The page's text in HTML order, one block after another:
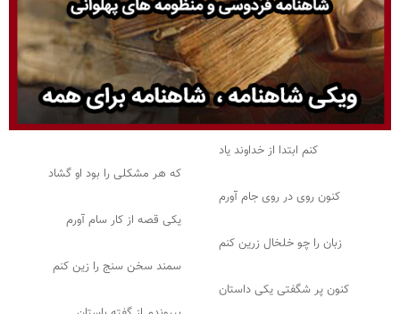
کنم ابتدا از خداوند یاد
که هر مشکلی را بود او گشاد
کنون روی در روی جام آورم
یکی قصه از کار سام آورم
زبان را چو خلخال زرین کنم
سمند سخن سنج را زین کنم
کنون پر شگفتی یکی داستان